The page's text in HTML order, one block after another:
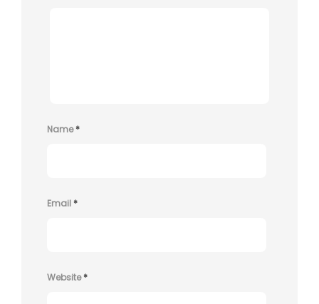
Name*
Email*
Website*